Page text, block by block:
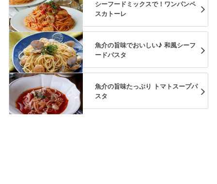
シーフードミックスで！ワンパンペ
スカトーレ
魚介の旨味でおいしい♪ 和風シーフ
ードパスタ
魚介の旨味たっぷり トマトスープパ
スタ